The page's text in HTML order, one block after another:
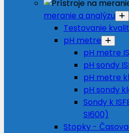
meranie a analýzu
Testovanie
pH metre
pH metre
pH sondy
pH metre
pH sondy
Sondy k
SI600)
Stopky -